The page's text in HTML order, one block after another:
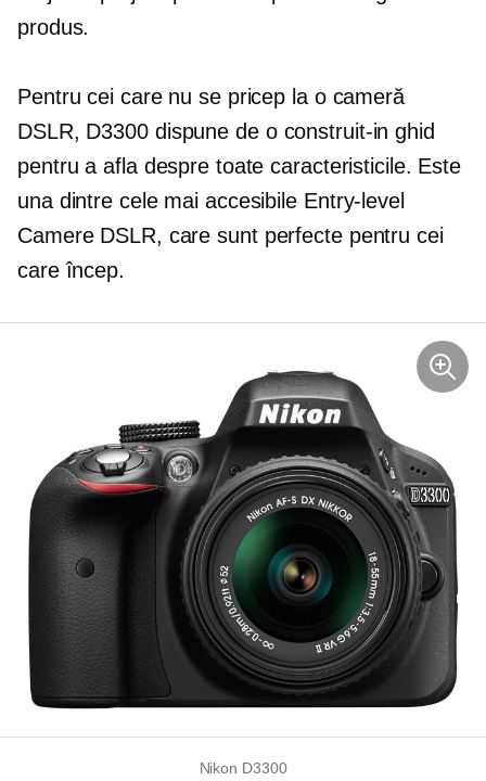
produs.
Pentru cei care nu se pricep la o cameră
DSLR, D3300 dispune de o construit-in ghid
pentru a afla despre toate caracteristicile. Este
una dintre cele mai accesibile Entry-level
Camere DSLR, care sunt perfecte pentru cei
care încep.
Nikon D3300